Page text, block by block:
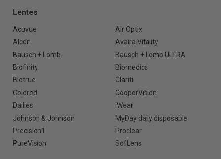
Lentes
Acuvue
Air Optix
Alcon
Avaira Vitality
Bausch + Lomb
Bausch + Lomb ULTRA
Biofinity
Biomedics
Biotrue
Clariti
Colored
CooperVision
Dailies
iWear
Johnson & Johnson
MyDay daily disposable
Precision1
Proclear
PureVision
SofLens